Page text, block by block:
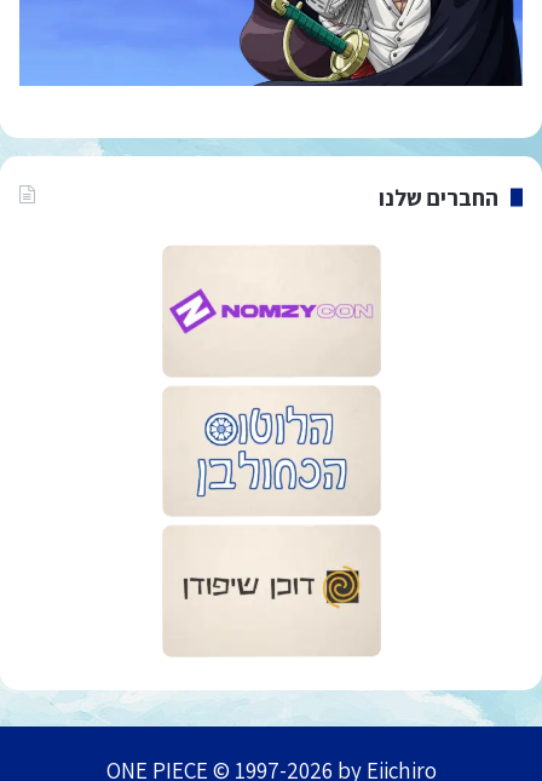
החברים שלנו
ONE PIECE © 1997-2026 by Eiichiro